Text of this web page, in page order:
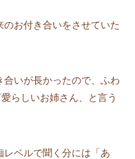
お付き合いをさせていた
いが長かったので、ふわ
らしいお姉さん、と言う
ベルで聞く分には「あ